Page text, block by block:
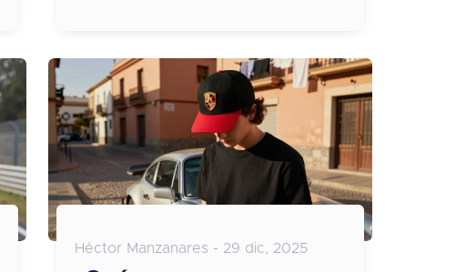
invertir en una auténtica.
Héctor Manzanares - 29 dic, 2025